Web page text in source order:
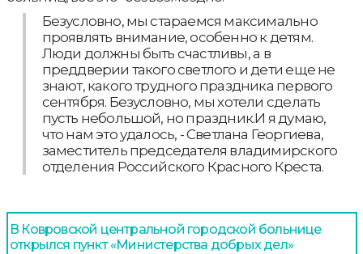
Безусловно, мы стараемся максимально
проявлять внимание, особенно к детям.
Люди должны быть счастливы, а в
преддверии такого светлого и дети еще не
знают, какого трудного праздника первого
сентября. Безусловно, мы хотели сделать
пусть небольшой, но праздник.И я думаю,
что нам это удалось, - Светлана Георгиева,
заместитель председателя владимирского
отделения Российского Красного Креста.
В Ковровской центральной городской больнице
открылся пункт «Министерства добрых дел»